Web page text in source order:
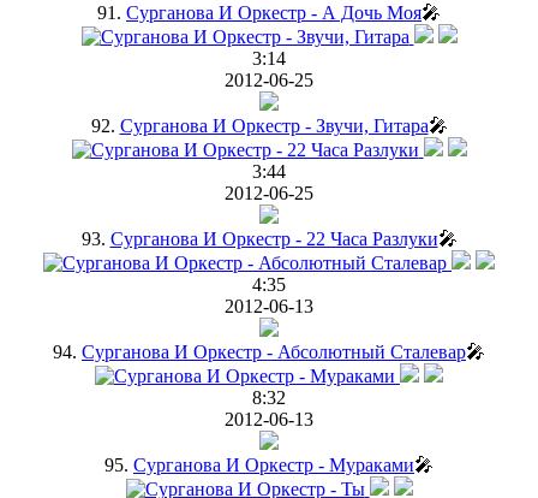
91. Сурганова И Оркестр - А Дочь Моя🎤
3:14
2012-06-25
92. Сурганова И Оркестр - Звучи, Гитара🎤
3:44
2012-06-25
93. Сурганова И Оркестр - 22 Часа Разлуки🎤
4:35
2012-06-13
94. Сурганова И Оркестр - Абсолютный Сталевар🎤
8:32
2012-06-13
95. Сурганова И Оркестр - Мураками🎤